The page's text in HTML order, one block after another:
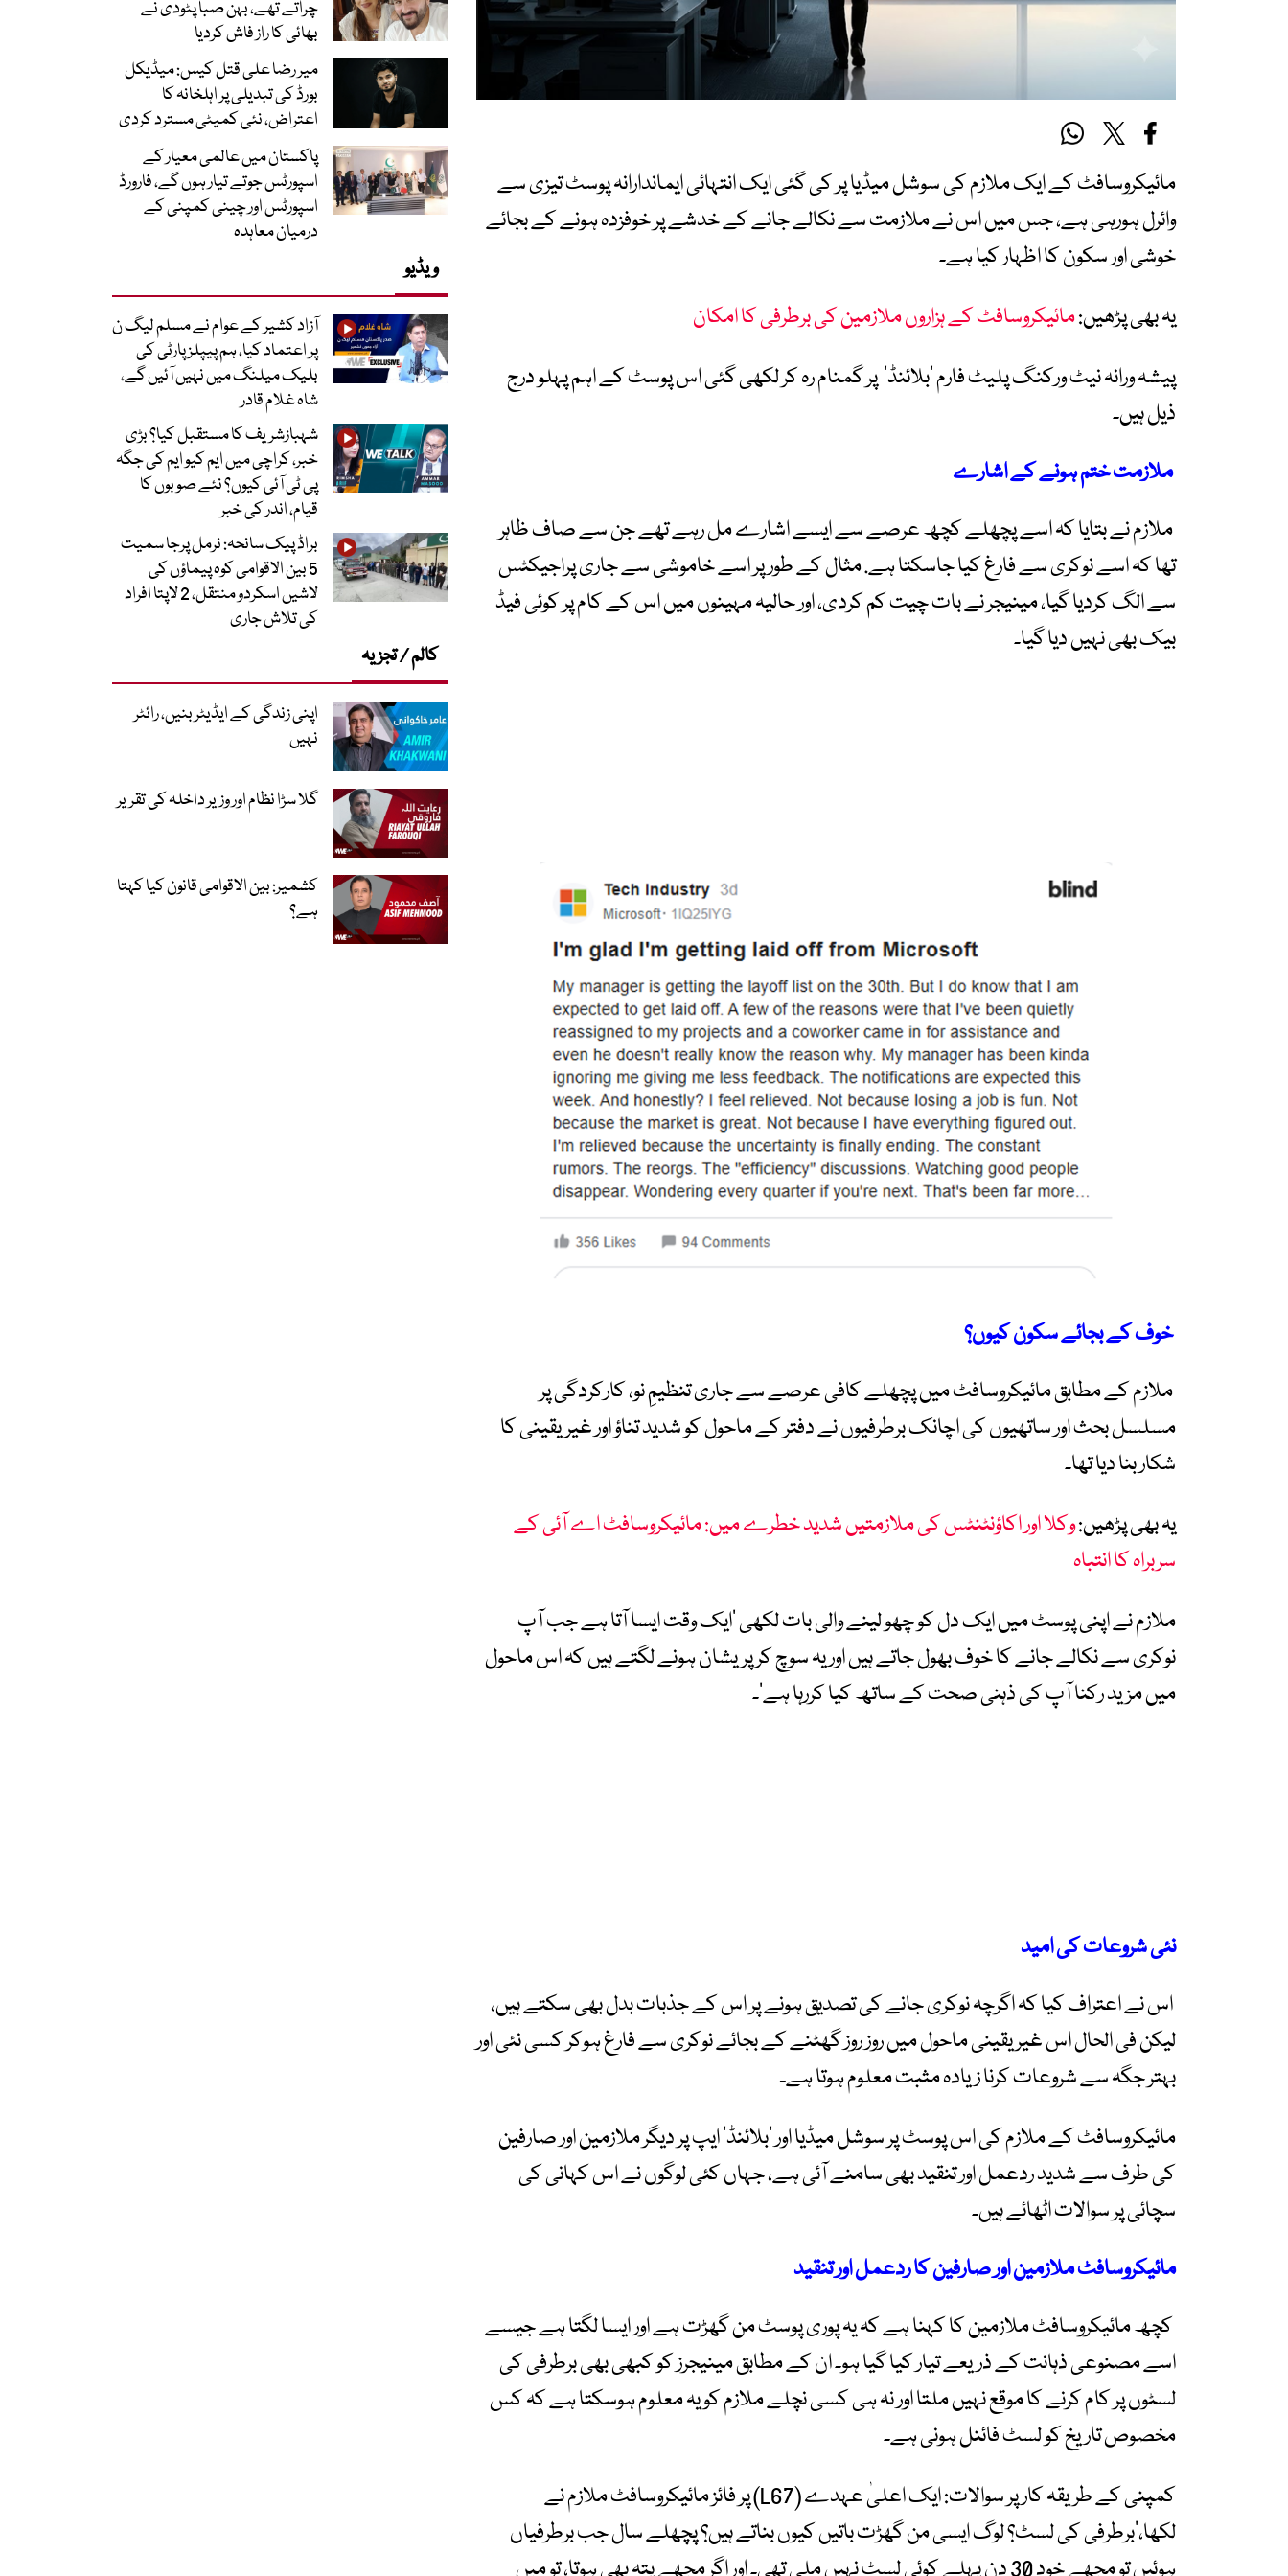
مائیکروسافٹ کے ایک ملازم کی سوشل میڈیا پر کی گئی ایک انتہائی ایماندارانہ پوسٹ تیزی سے
وائرل ہورہی ہے، جس میں اس نے ملازمت سے نکالے جانے کے خدشے پر خوفزدہ ہونے کے بجائے
خوشی اور سکون کا اظہار کیا ہے۔
یہ بھی پڑھیں:مائیکروسافٹ کے ہزاروں ملازمین کی برطرفی کا امکان
پیشہ ورانہ نیٹ ورکنگ پلیٹ فارم ‘بلائنڈ’ پر گمنام رہ کر لکھی گئی اس پوسٹ کے اہم پہلو درج
ذیل ہیں۔
ملازمت ختم ہونے کے اشارے
ملازم نے بتایا کہ اسے پچھلے کچھ عرصے سے ایسے اشارے مل رہے تھے جن سے صاف ظاہر
تھا کہ اسے نوکری سے فارغ کیا جاسکتا ہے. مثال کے طور پر اسے خاموشی سے جاری پراجیکٹس
سے الگ کردیا گیا، مینیجر نے بات چیت کم کردی، اور حالیہ مہینوں میں اس کے کام پر کوئی فیڈ
بیک بھی نہیں دیا گیا۔
خوف کے بجائے سکون کیوں؟
ملازم کے مطابق مائیکروسافٹ میں پچھلے کافی عرصے سے جاری تنظیمِ نو، کارکردگی پر
مسلسل بحث اور ساتھیوں کی اچانک برطرفیوں نے دفتر کے ماحول کو شدید تناؤ اور غیریقینی کا
شکار بنا دیا تھا۔
یہ بھی پڑھیں:وکلا اور اکاؤنٹنٹس کی ملازمتیں شدید خطرے میں: مائیکروسافٹ اے آئی کے
سربراہ کا انتباہ
ملازم نے اپنی پوسٹ میں ایک دل کو چھو لینے والی بات لکھی ’ایک وقت ایسا آتا ہے جب آپ
نوکری سے نکالے جانے کا خوف بھول جاتے ہیں اور یہ سوچ کر پریشان ہونے لگتے ہیں کہ اس ماحول
میں مزید رکنا آپ کی ذہنی صحت کے ساتھ کیا کررہا ہے‘۔
نئی شروعات کی امید
اس نے اعتراف کیا کہ اگرچہ نوکری جانے کی تصدیق ہونے پر اس کے جذبات بدل بھی سکتے ہیں،
لیکن فی الحال اس غیر یقینی ماحول میں روز روز گھٹنے کے بجائے نوکری سے فارغ ہوکر کسی نئی اور
بہتر جگہ سے شروعات کرنا زیادہ مثبت معلوم ہوتا ہے۔
مائیکروسافٹ کے ملازم کی اس پوسٹ پر سوشل میڈیا اور ‘بلائنڈ’ ایپ پر دیگر ملازمین اور صارفین
کی طرف سے شدید ردعمل اور تنقید بھی سامنے آئی ہے، جہاں کئی لوگوں نے اس کہانی کی
سچائی پر سوالات اٹھائے ہیں۔
مائیکروسافٹ ملازمین اور صارفین کا ردعمل اور تنقید
کچھ مائیکروسافٹ ملازمین کا کہنا ہے کہ یہ پوری پوسٹ من گھڑت ہے اور ایسا لگتا ہے جیسے
اسے مصنوعی ذہانت کے ذریعے تیار کیا گیا ہو۔ ان کے مطابق مینیجرز کو کبھی بھی برطرفی کی
لسٹوں پر کام کرنے کا موقع نہیں ملتا اور نہ ہی کسی نچلے ملازم کو یہ معلوم ہوسکتا ہے کہ کس
مخصوص تاریخ کو لسٹ فائنل ہونی ہے۔
کمپنی کے طریقہ کار پر سوالات: ایک اعلیٰ عہدے (L67) پر فائز مائیکروسافٹ ملازم نے
لکھا،’برطرفی کی لسٹ؟ لوگ ایسی من گھڑت باتیں کیوں بناتے ہیں؟ پچھلے سال جب برطرفیاں
چراتے تھے، بہن صبا پٹودی نے
بھائی کا راز فاش کردیا
میر رضا علی قتل کیس: میڈیکل
بورڈ کی تبدیلی پر اہلخانہ کا
اعتراض، نئی کمیٹی مسترد کردی
پاکستان میں عالمی معیار کے
اسپورٹس جوتے تیار ہوں گے، فارورڈ
اسپورٹس اور چینی کمپنی کے
درمیان معاہدہ
ویڈیو
آزاد کشیر کے عوام نے مسلم لیگ ن
پر اعتماد کیا، ہم پیپلز پارٹی کی
بلیک میلنگ میں نہیں آئیں گے،
شاہ غلام قادر
شہبازشریف کا مستقبل کیا؟ بڑی
خبر، کراچی میں ایم کیو ایم کی جگہ
پی ٹی آئی کیوں؟ نئے صوبوں کا
قیام، اندر کی خبر
براڈ پیک سانحہ: نرمل پرجا سمیت
5 بین الاقوامی کوہ پیماؤں کی
لاشیں اسکردو منتقل، 2 لاپتا افراد
کی تلاش جاری
کالم / تجزیہ
اپنی زندگی کے ایڈیٹر بنیں، رائٹر
نہیں
گلا سڑا نظام اور وزیر داخلہ کی تقریر
کشمیر: بین الاقوامی قانون کیا کہتا
ہے؟